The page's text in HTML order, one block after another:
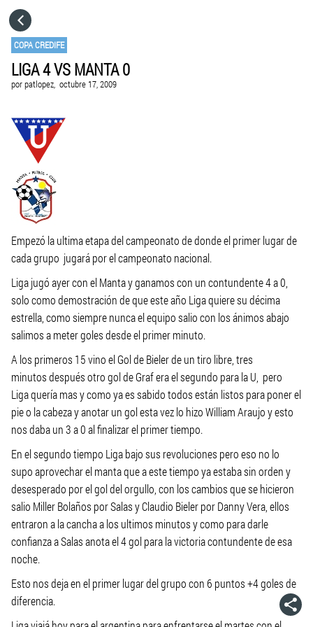
COPA CREDIFE
LIGA 4 VS MANTA 0
porpatlopez, octubre 17, 2009
Empezó la ultima etapa del campeonato de donde el primer lugar de
cada grupo jugará por el campeonato nacional.
Liga jugó ayer con el Manta y ganamos con un contundente 4 a 0,
solo como demostración de que este año Liga quiere su décima
estrella, como siempre nunca el equipo salio con los ánimos abajo
salimos a meter goles desde el primer minuto.
A los primeros 15 vino el Gol de Bieler de un tiro libre, tres
minutos después otro gol de Graf era el segundo para la U, pero
Liga quería mas y como ya es sabido todos están listos para poner el
pie o la cabeza y anotar un gol esta vez lo hizo William Araujo y esto
nos daba un 3 a 0 al finalizar el primer tiempo.
En el segundo tiempo Liga bajo sus revoluciones pero eso no lo
supo aprovechar el manta que a este tiempo ya estaba sin orden y
desesperado por el gol del orgullo, con los cambios que se hicieron
salio Miller Bolaños por Salas y Claudio Bieler por Danny Vera, ellos
entraron a la cancha a los ultimos minutos y como para darle
confianza a Salas anota el 4 gol para la victoria contundente de esa
noche.
Esto nos deja en el primer lugar del grupo con 6 puntos +4 goles de
diferencia.